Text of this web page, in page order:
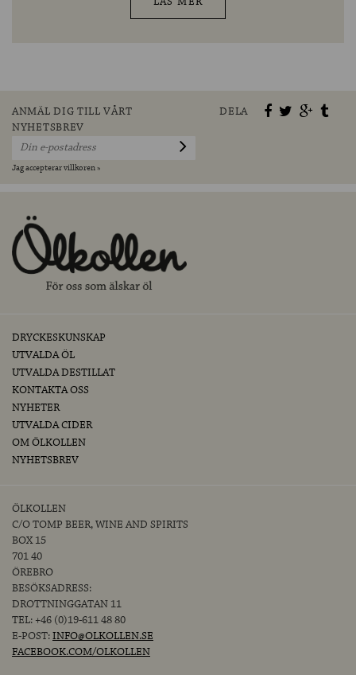
ANMÄL DIG TILL VÅRT
NYHETSBREV
Jag accepterar villkoren »
DELA
DRYCKESKUNSKAP
UTVALDA ÖL
UTVALDA DESTILLAT
KONTAKTA OSS
NYHETER
UTVALDA CIDER
OM ÖLKOLLEN
NYHETSBREV
ÖLKOLLEN
C/O TOMP BEER, WINE AND SPIRITS
BOX 15
701 40
ÖREBRO
BESÖKSADRESS:
DROTTNINGGATAN 11
TEL: +46 (0)19-611 48 80
E-POST:INFO@OLKOLLEN.SE
FACEBOOK.COM/OLKOLLEN